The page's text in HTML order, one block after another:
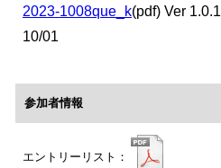
2023-1008que_k(pdf) Ver 1.0.1
10/01
参加者情報
エントリーリスト：